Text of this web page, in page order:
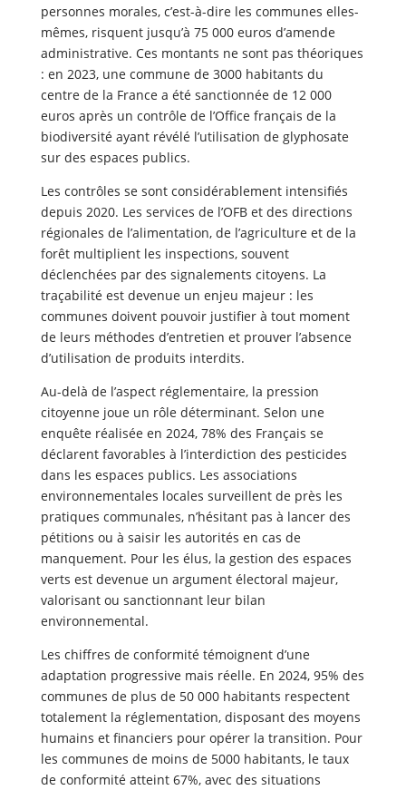
personnes morales, c’est-à-dire les communes elles-
mêmes, risquent jusqu’à 75 000 euros d’amende
administrative. Ces montants ne sont pas théoriques
: en 2023, une commune de 3000 habitants du
centre de la France a été sanctionnée de 12 000
euros après un contrôle de l’Office français de la
biodiversité ayant révélé l’utilisation de glyphosate
sur des espaces publics.
Les contrôles se sont considérablement intensifiés
depuis 2020. Les services de l’OFB et des directions
régionales de l’alimentation, de l’agriculture et de la
forêt multiplient les inspections, souvent
déclenchées par des signalements citoyens. La
traçabilité est devenue un enjeu majeur : les
communes doivent pouvoir justifier à tout moment
de leurs méthodes d’entretien et prouver l’absence
d’utilisation de produits interdits.
Au-delà de l’aspect réglementaire, la pression
citoyenne joue un rôle déterminant. Selon une
enquête réalisée en 2024, 78% des Français se
déclarent favorables à l’interdiction des pesticides
dans les espaces publics. Les associations
environnementales locales surveillent de près les
pratiques communales, n’hésitant pas à lancer des
pétitions ou à saisir les autorités en cas de
manquement. Pour les élus, la gestion des espaces
verts est devenue un argument électoral majeur,
valorisant ou sanctionnant leur bilan
environnemental.
Les chiffres de conformité témoignent d’une
adaptation progressive mais réelle. En 2024, 95% des
communes de plus de 50 000 habitants respectent
totalement la réglementation, disposant des moyens
humains et financiers pour opérer la transition. Pour
les communes de moins de 5000 habitants, le taux
de conformité atteint 67%, avec des situations